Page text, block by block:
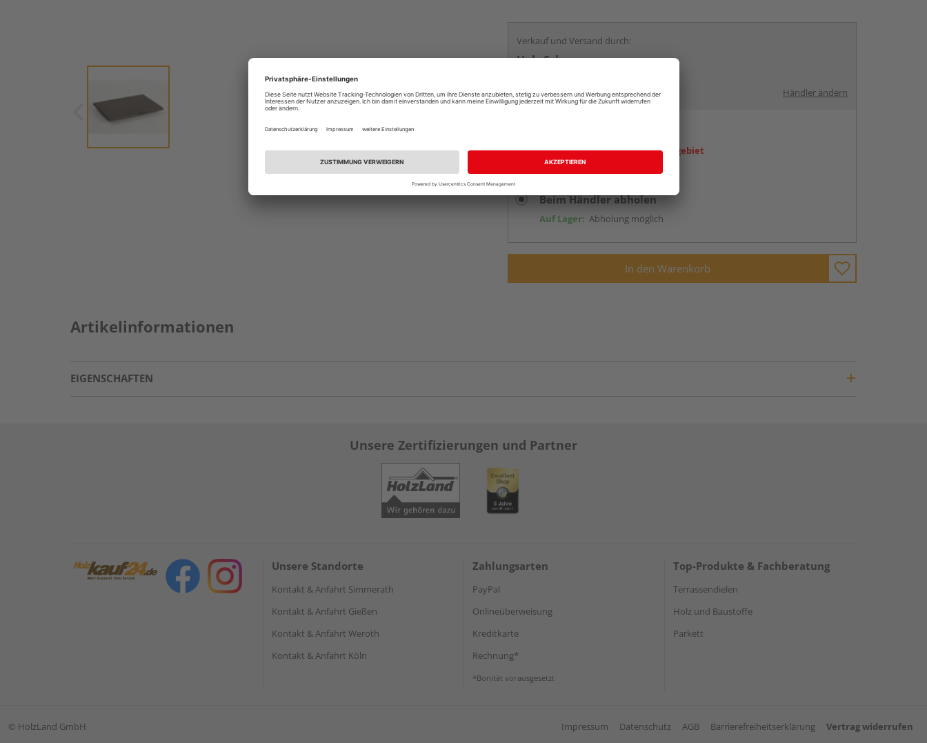
Verkauf und Versand durch:
Holz Schwan
Services Kontakt Händler ändern
Ihr Standort ist nicht im Liefergebiet
anderen Händlern
Beim Händler abholen
Auf Lager: Abholung möglich
In den Warenkorb
Artikelinformationen
EIGENSCHAFTEN
Unsere Zertifizierungen und Partner
Unsere Standorte
Kontakt & Anfahrt Simmerath
Kontakt & Anfahrt Gießen
Kontakt & Anfahrt Weroth
Kontakt & Anfahrt Köln
Zahlungsarten
PayPal
Onlineüberweisung
Kreditkarte
Rechnung*
*Bonität vorausgesetzt
Top-Produkte & Fachberatung
Terrassendielen
Holz und Baustoffe
Parkett
© HolzLand GmbH Impressum Datenschutz AGB Barrierefreiheitserklärung Vertrag widerrufen